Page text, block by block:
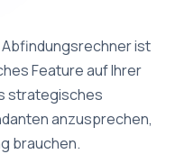
ist
Feature auf Ihrer
strategisches
anzusprechen,
brauchen.